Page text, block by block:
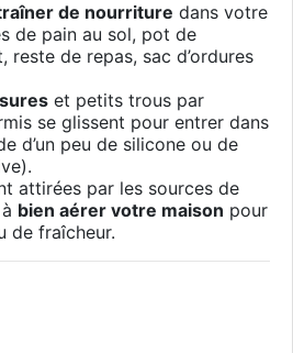
de nourriture dans votre
de pain au sol, pot de
de repas, sac d’ordures
et petits trous par
se glissent pour entrer dans
d’un peu de silicone ou de
attirées par les sources de
bien aérer votre maison pour
de fraîcheur.